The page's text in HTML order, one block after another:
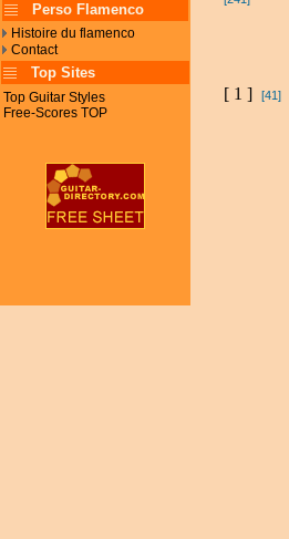
Perso Flamenco
Histoire du flamenco
Contact
Top Sites
Top Guitar Styles
Free-Scores TOP
[ 1 ] [41]